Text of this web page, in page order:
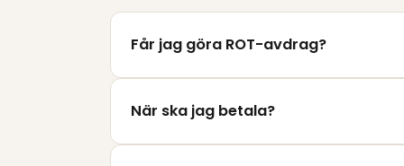
Får jag göra ROT-avdrag?
När ska jag betala?